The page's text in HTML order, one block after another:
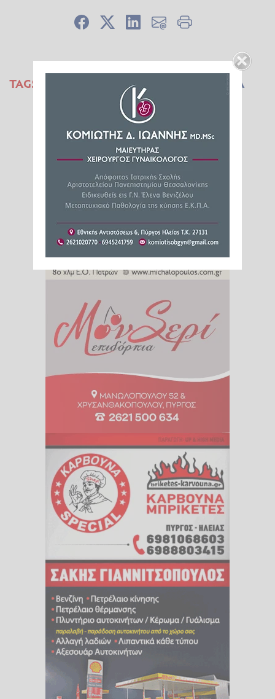
TAGS: ΟΡΓΑΝΙΣΜΟΣ
ΥΓΕΙΑ
ΕΝΥΔΑΤΩΣΗ